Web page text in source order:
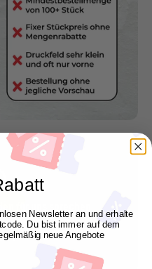
für uns sprechen
vorgestellt habe"
P.
Newsletter an und erhalte
Du bist immer auf dem
neue Angebote